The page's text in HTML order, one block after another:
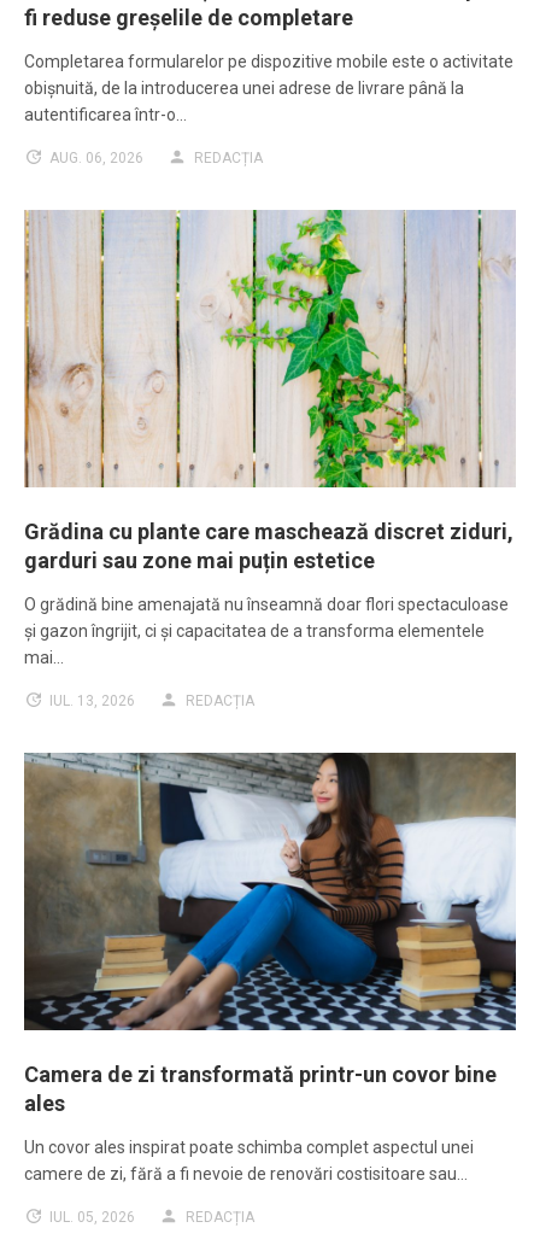
fi reduse greșelile de completare
Completarea formularelor pe dispozitive mobile este o activitate
obișnuită, de la introducerea unei adrese de livrare până la
autentificarea într-o…
AUG. 06, 2026 REDACȚIA
Grădina cu plante care maschează discret ziduri,
garduri sau zone mai puțin estetice
O grădină bine amenajată nu înseamnă doar flori spectaculoase
și gazon îngrijit, ci și capacitatea de a transforma elementele
mai…
IUL. 13, 2026 REDACȚIA
Camera de zi transformată printr-un covor bine
ales
Un covor ales inspirat poate schimba complet aspectul unei
camere de zi, fără a fi nevoie de renovări costisitoare sau…
IUL. 05, 2026 REDACȚIA